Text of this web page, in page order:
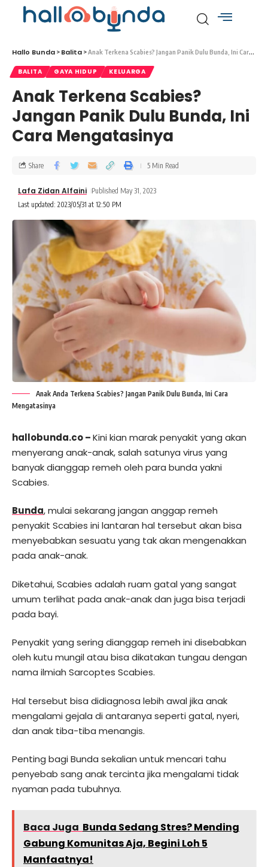
Hallo Bunda > Balita >Anak Terkena Scabies? Jangan Panik Dulu Bunda, Ini Cara Mengatasinya
BALITA GAYA HIDUP KELUARGA
Anak Terkena Scabies?
Jangan Panik Dulu Bunda, Ini
Cara Mengatasinya
Last updated: 2023/05/31 at 12:50 PM
Lafa Zidan Alfaini Published May 31, 2023
Share 5 Min Read
Anak Anda Terkena Scabies? Jangan Panik Dulu Bunda, Ini Cara
Mengatasinya
hallobunda.co –Kini kian marak penyakit yang akan
menyerang anak-anak, salah satunya virus yang
banyak dianggap remeh oleh para bunda yakni
Scabies.
Bunda, mulai sekarang jangan anggap remeh
penyakit Scabies ini lantaran hal tersebut akan bisa
menyebabkan sesuatu yang tak akan mengenakkan
pada anak-anak.
Diketahui, Scabies adalah ruam gatal yang sangat
umum terlihat pada anak-anak dan juga bisa terjadi
pada bayi.
Penyakit yang sering dianggap remeh ini disebabkan
oleh kutu mungil atau bisa dikatakan tungau dengan
nama ilmiah Sarcoptes Scabies.
Hal tersebut bisa didiagnosa lebih awal jika anak
mengalami gejala di antaranya seperti gatal, nyeri,
dan anak tiba-tiba menangis.
Penting bagi Bunda sekalian untuk mencari tahu
penyebab sang anak tercinta jika mengalami tidak
nyaman pada tubuhnya.
Baca Juga Bunda Sedang Stres? Mending
Gabung Komunitas Aja, Begini Loh 5
Manfaatnya!